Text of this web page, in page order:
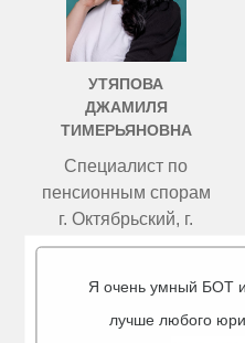
УТЯПОВА
ДЖАМИЛЯ
ТИМЕРЬЯНОВНА
Специалист по
пенсионным спорам
г. Октябрьский, г.
Бугульма
Я очень умный БОТ
лучше любого